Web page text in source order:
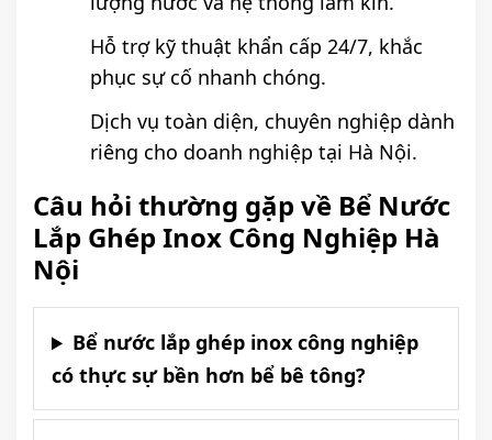
Hỗ trợ kỹ thuật khẩn cấp 24/7, khắc
phục sự cố nhanh chóng.
Dịch vụ toàn diện, chuyên nghiệp dành
riêng cho doanh nghiệp tại Hà Nội.
Câu hỏi thường gặp về Bể Nước
Lắp Ghép Inox Công Nghiệp Hà
Nội
Bể nước lắp ghép inox công nghiệp
có thực sự bền hơn bể bê tông?